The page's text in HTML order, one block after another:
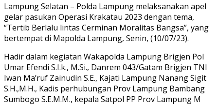
Lampung Selatan – Polda Lampung melaksanakan apel
gelar pasukan Operasi Krakatau 2023 dengan tema,
“Tertib Berlalu lintas Cerminan Moralitas Bangsa”, yang
bertempat di Mapolda Lampung, Senin, (10/07/23).
Hadir dalam kegiatan Wakapolda Lampung Brigjen Pol
Umar Efendi S.I.k., M.Si., Danrem 043/Gatam Brigjen TNI
Iwan Ma’ruf Zainudin S.E., Kajati Lampung Nanang Sigit
S.H.,M.H., Kadis perhubungan Prov Lampung Bambang
Sumbogo S.E.M.M., kepala Satpol PP Prov Lampung M